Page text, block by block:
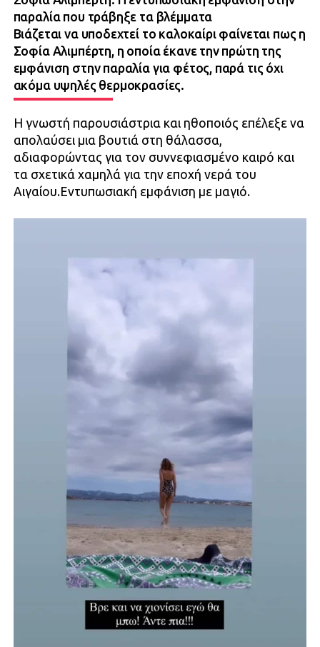
παραλία που τράβηξε τα βλέμματα
Βιάζεται να υποδεχτεί το καλοκαίρι φαίνεται πως η
Σοφία Αλιμπέρτη, η οποία έκανε την πρώτη της
εμφάνιση στην παραλία για φέτος, παρά τις όχι
ακόμα υψηλές θερμοκρασίες.
Η γνωστή παρουσιάστρια και ηθοποιός επέλεξε να
απολαύσει μια βουτιά στη θάλασσα,
αδιαφορώντας για τον συννεφιασμένο καιρό και
τα σχετικά χαμηλά για την εποχή νερά του
Αιγαίου.Εντυπωσιακή εμφάνιση με μαγιό.